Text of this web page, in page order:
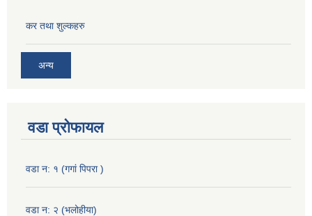
कर तथा शुल्कहरु
अन्य
वडा प्रोफायल
वडा न: १ (गगां पिपरा )
वडा न: २ (भलोहीया)